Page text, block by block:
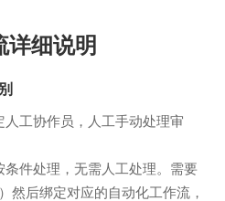
详细说明
人工协作员，人工手动处理审
条件处理，无需人工处理。需要
然后绑定对应的自动化工作流，